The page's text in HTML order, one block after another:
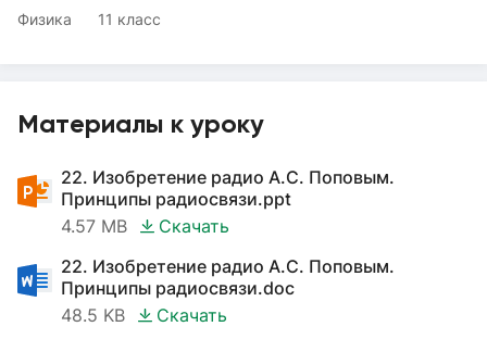
Физика 11 класс
Материалы к уроку
22. Изобретение радио А.С. Поповым.
Принципы радиосвязи.ppt
4.57 MB
Скачать
22. Изобретение радио А.С. Поповым.
Принципы радиосвязи.doc
48.5 KB
Скачать